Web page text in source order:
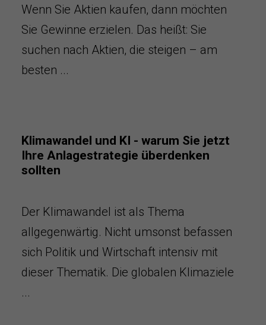
Wenn Sie Aktien kaufen, dann möchten
Sie Gewinne erzielen. Das heißt: Sie
suchen nach Aktien, die steigen – am
besten ...
Klimawandel und KI - warum Sie jetzt
Ihre Anlagestrategie überdenken
sollten
Der Klimawandel ist als Thema
allgegenwärtig. Nicht umsonst befassen
sich Politik und Wirtschaft intensiv mit
dieser Thematik. Die globalen Klimaziele
...